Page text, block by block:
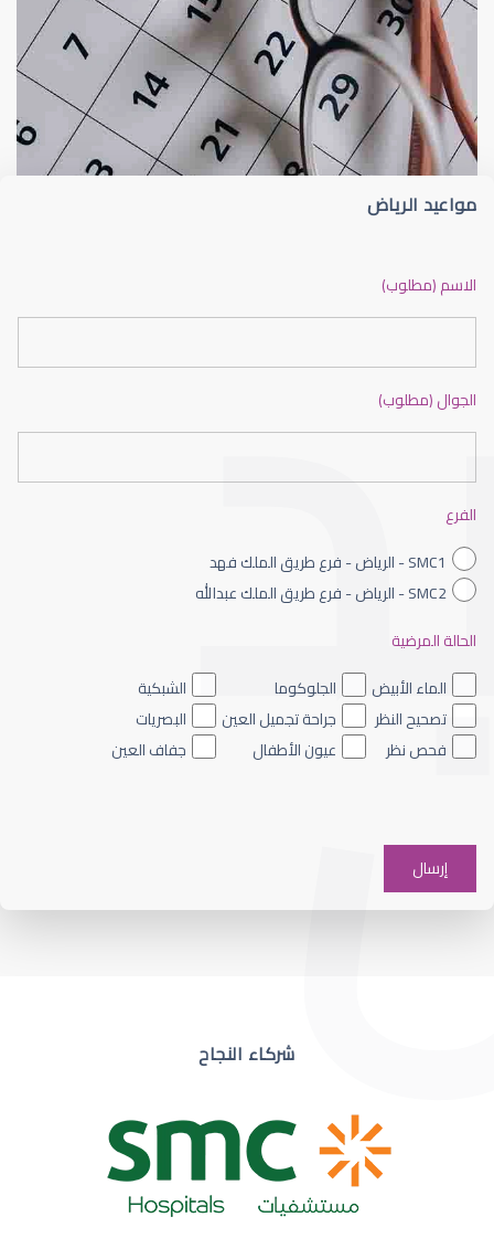
قلوبال لرعاية العين ضعف نظر
ضعف نظر الاطفال
ضعف نظر العين اليسرى
ضعف نظر مفاجئ
مواعيد الرياض
الاسم (مطلوب)
الجوال (مطلوب)
الفرع
SMC1 - الرياض - فرع طريق الملك فهد
SMC2 - الرياض - فرع طريق الملك عبدالله
الحالة المرضية
الماء الأبيض
الجلوكوما
الشبكية
تصحيح النظر
جراحة تجميل العين
البصريات
فحص نظر
عيون الأطفال جفاف العين
شركاء النجاح